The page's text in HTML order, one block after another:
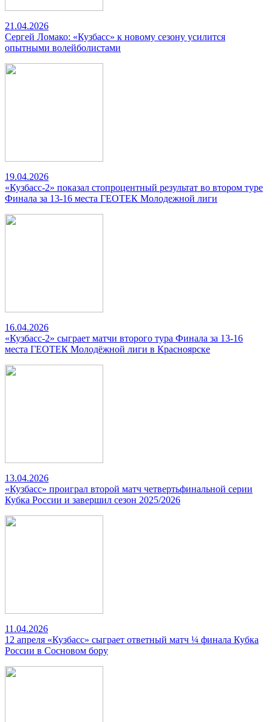
21.04.2026
Сергей Ломако: «Кузбасс» к новому сезону усилится
опытными волейболистами
19.04.2026
«Кузбасс-2» показал стопроцентный результат во втором туре
Финала за 13-16 места ГЕОТЕК Молодежной лиги
16.04.2026
«Кузбасс-2» сыграет матчи второго тура Финала за 13-16
места ГЕОТЕК Молодёжной лиги в Красноярске
13.04.2026
«Кузбасс» проиграл второй матч четвертьфинальной серии
Кубка России и завершил сезон 2025/2026
11.04.2026
12 апреля «Кузбасс» сыграет ответный матч ¼ финала Кубка
России в Сосновом бору